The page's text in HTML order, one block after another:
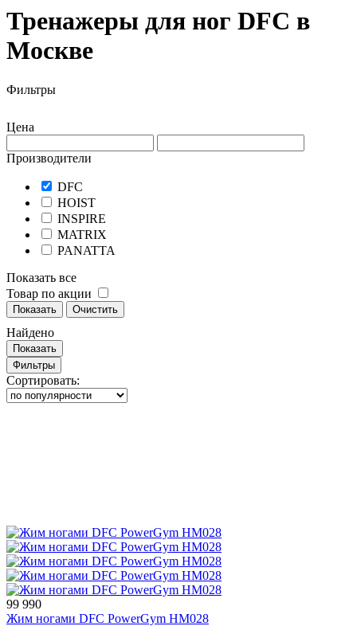
Тренажеры для ног DFC в
Москве
Фильтры
Цена
Производители
DFC
HOIST
INSPIRE
MATRIX
PANATTA
Показать все
Товар по акции
Показать Очистить
Найдено
Показать
Фильтры
Сортировать:
99 990
Жим ногами DFC PowerGym HM028